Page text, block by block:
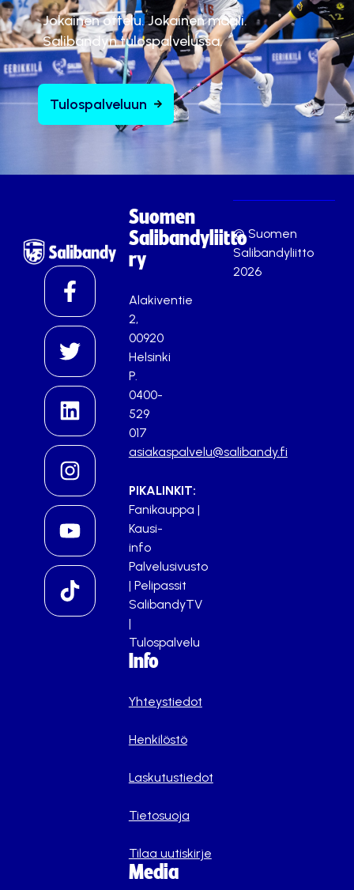
Jokainen ottelu. Jokainen maali.
Salibandyn tulospalvelussa.
Tulospalveluun
Suomen
Salibandyliitto
ry
Alakiventie
2,
00920
Helsinki
P.
0400-
529
017
asiakaspalvelu@salibandy.fi
PIKALINKIT:
Fanikauppa |
Kausi-
info
Palvelusivusto
| Pelipassit
SalibandyTV
|
Tulospalvelu
Info
Yhteystiedot
Henkilöstö
Laskutustiedot
Tietosuoja
Tilaa uutiskirje
Media
© Suomen
Salibandyliitto
2026